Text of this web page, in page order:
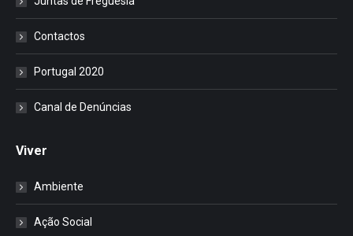
Contactos
Portugal 2020
Canal de Denúncias
Viver
Ambiente
Ação Social